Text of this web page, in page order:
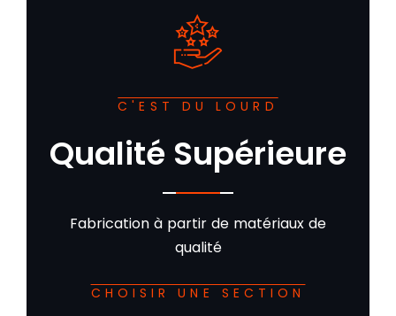
C'EST DU LOURD
Qualité Supérieure
Fabrication à partir de matériaux de
qualité
CHOISIR UNE SECTION